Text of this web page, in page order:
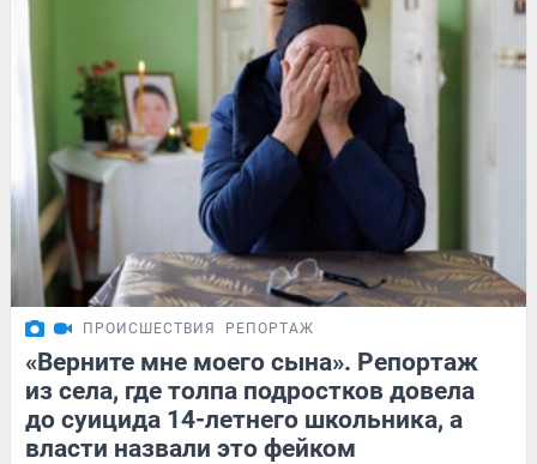
ПРОИСШЕСТВИЯ РЕПОРТАЖ
«Верните мне моего сына». Репортаж
из села, где толпа подростков довела
до суицида 14-летнего школьника, а
власти назвали это фейком